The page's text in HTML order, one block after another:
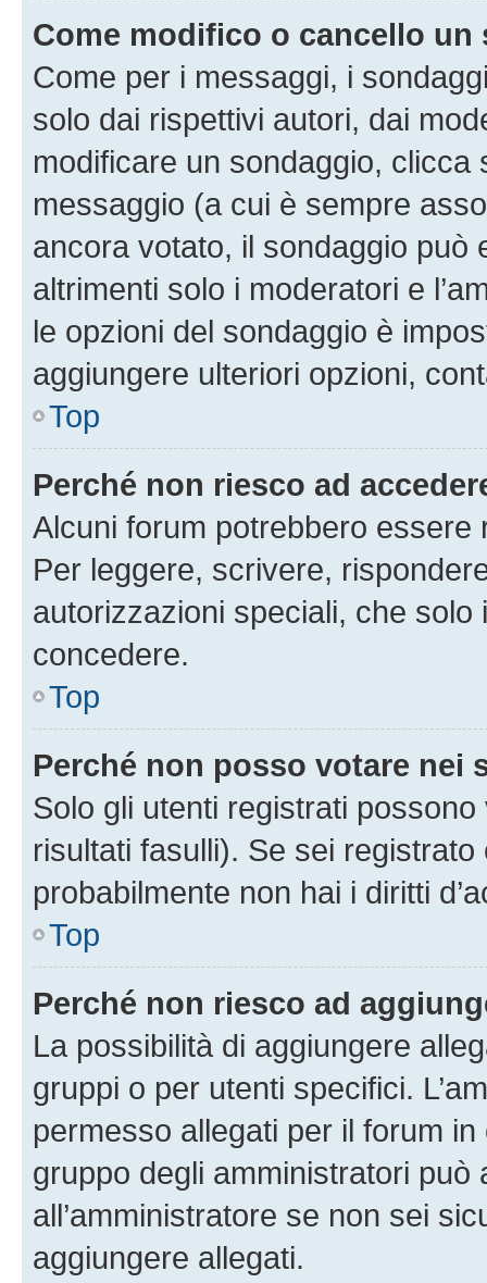
Come modifico o cancello un
Come per i messaggi, i
solo dai rispettivi autori, dai
modificare un sondaggio,
messaggio (a cui è sempre
ancora votato, il sondaggio può
altrimenti solo i moderatori e
le opzioni del sondaggio è
aggiungere ulteriori opzioni,
Top
Perché non riesco ad
Alcuni forum potrebbero
Per leggere, scrivere,
autorizzazioni speciali, che solo
concedere.
Top
Perché non posso votare nei
Solo gli utenti registrati
risultati fasulli). Se sei
probabilmente non hai i diritti
Top
Perché non riesco ad
La possibilità di aggiungere
gruppi o per utenti specifici.
permesso allegati per il forum
gruppo degli amministratori può
all’amministratore se non sei
aggiungere allegati.